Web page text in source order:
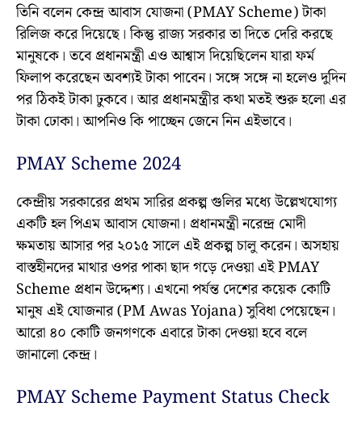
তিনি বলেন কেন্দ্র আবাস যোজনা (PMAY Scheme) টাকা
রিলিজ করে দিয়েছে। কিন্তু রাজ্য সরকার তা দিতে দেরি করছে
মানুষকে। তবে প্রধানমন্ত্রী এও আশ্বাস দিয়েছিলেন যারা ফর্ম
ফিলাপ করেছেন অবশ্যই টাকা পাবেন। সঙ্গে সঙ্গে না হলেও দুদিন
পর ঠিকই টাকা ঢুকবে। আর প্রধানমন্ত্রীর কথা মতই শুরু হলো এর
টাকা ঢোকা। আপনিও কি পাচ্ছেন জেনে নিন এইভাবে।
PMAY Scheme 2024
কেন্দ্রীয় সরকারের প্রথম সারির প্রকল্প গুলির মধ্যে উল্লেখযোগ্য
একটি হল পিএম আবাস যোজনা। প্রধানমন্ত্রী নরেন্দ্র মোদী
ক্ষমতায় আসার পর ২০১৫ সালে এই প্রকল্প চালু করেন। অসহায়
বাস্তহীনদের মাথার ওপর পাকা ছাদ গড়ে দেওয়া এই PMAY
Scheme প্রধান উদ্দেশ্য। এখনো পর্যন্ত দেশের কয়েক কোটি
মানুষ এই যোজনার (PM Awas Yojana) সুবিধা পেয়েছেন।
আরো ৪০ কোটি জনগণকে এবারে টাকা দেওয়া হবে বলে
জানালো কেন্দ্র।
PMAY Scheme Payment Status Check